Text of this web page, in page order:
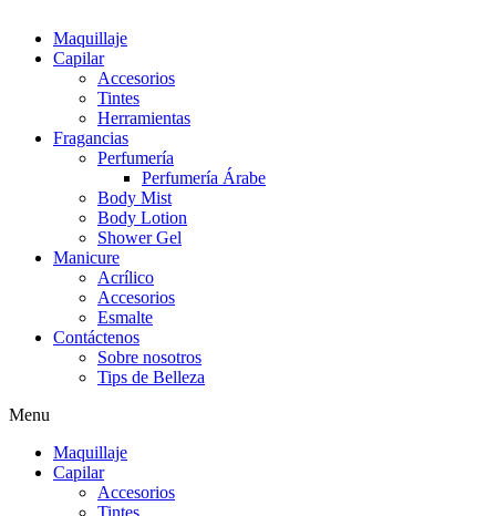
Maquillaje
Capilar
Accesorios
Tintes
Herramientas
Fragancias
Perfumería
Perfumería Árabe
Body Mist
Body Lotion
Shower Gel
Manicure
Acrílico
Accesorios
Esmalte
Contáctenos
Sobre nosotros
Tips de Belleza
Menu
Maquillaje
Capilar
Accesorios
Tintes